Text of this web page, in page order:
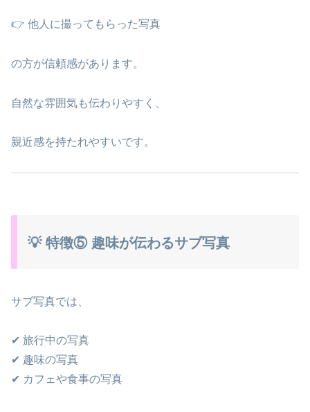
👉 他人に撮ってもらった写真
の方が信頼感があります。
自然な雰囲気も伝わりやすく、
親近感を持たれやすいです。
💡 特徴⑤ 趣味が伝わるサブ写真
サブ写真では、
✔ 旅行中の写真
✔ 趣味の写真
✔ カフェや食事の写真